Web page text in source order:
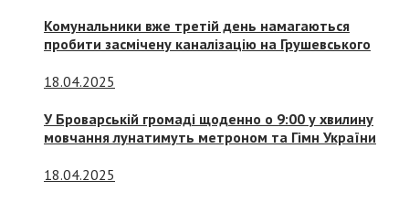
Комунальники вже третій день намагаються
пробити засмічену каналізацію на Грушевського
18.04.2025
У Броварській громаді щоденно о 9:00 у хвилину
мовчання лунатимуть метроном та Гімн України
18.04.2025